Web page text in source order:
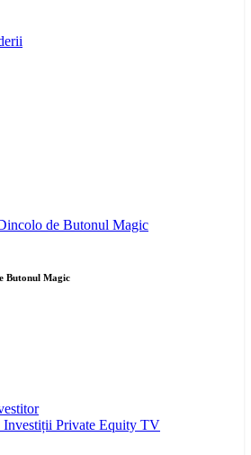
Butonul Magic
Investiții Private Equity TV